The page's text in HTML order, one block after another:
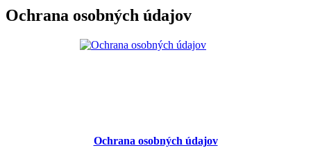
Ochrana osobných údajov
Ochrana osobných údajov